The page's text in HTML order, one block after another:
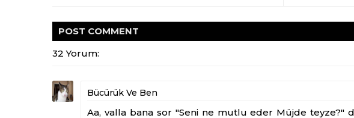
POST COMMENT
32 Yorum:
Bücürük Ve Ben
Aa, valla bana sor "Seni ne mutlu eder Müjde teyze?"